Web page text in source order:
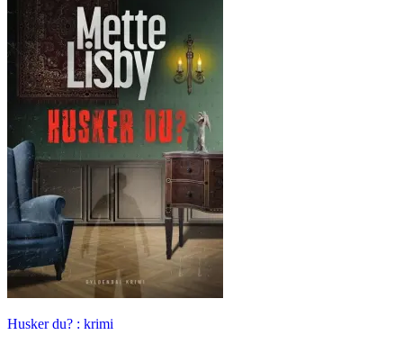
Husker du? : krimi